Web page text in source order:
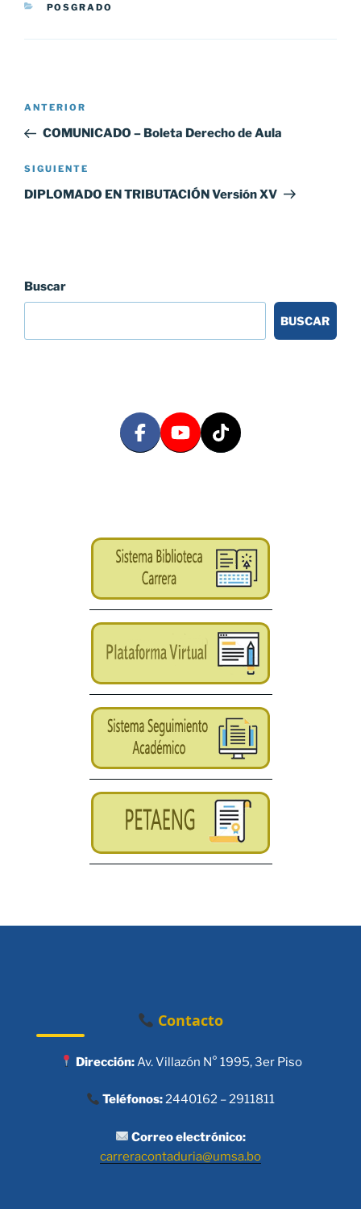
CATEGORÍAS
POSGRADO
Navegación
entradas
Entrada
anterior:
ANTERIOR
COMUNICADO – Boleta Derecho de Aula
Siguiente
entrada
SIGUIENTE
DIPLOMADO EN TRIBUTACIÓN Versión XV
Buscar
BUSCAR
Contacto
Dirección:Av. Villazón N° 1995, 3er Piso
Teléfonos:2440162 – 2911811
Correo electrónico:
carreracontaduria@umsa.bo